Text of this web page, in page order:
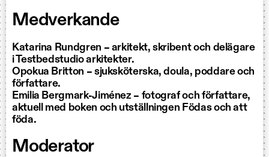
Medverkande
Katarina Rundgren – arkitekt, skribent och delägare
i Testbedstudio arkitekter.
Opokua Britton – sjuksköterska, doula, poddare och
författare.
Emilia Bergmark-Jiménez – fotograf och författare,
aktuell med boken och utställningen Födas och att
föda.
Moderator